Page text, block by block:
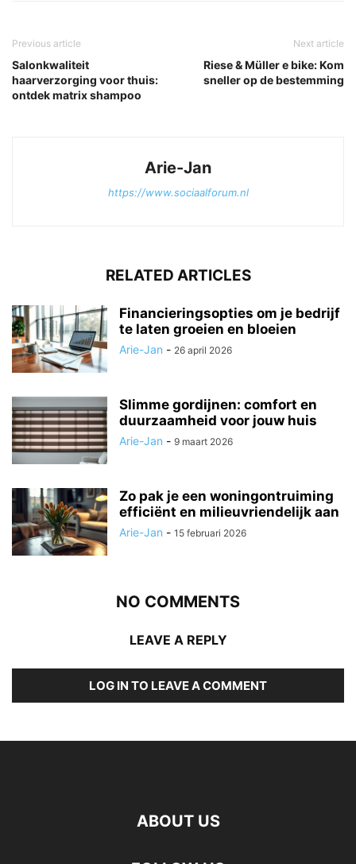
Previous article
Salonkwaliteit
haarverzorging voor thuis:
ontdek matrix shampoo
Next article
Riese & Müller e bike: Kom
sneller op de bestemming
Arie-Jan
https://www.sociaalforum.nl
RELATED ARTICLES
Financieringsopties om je bedrijf
te laten groeien en bloeien
Arie-Jan - 26 april 2026
Slimme gordijnen: comfort en
duurzaamheid voor jouw huis
Arie-Jan - 9 maart 2026
Zo pak je een woningontruiming
efficiënt en milieuvriendelijk aan
Arie-Jan - 15 februari 2026
NO COMMENTS
LEAVE A REPLY
LOG IN TO LEAVE A COMMENT
ABOUT US